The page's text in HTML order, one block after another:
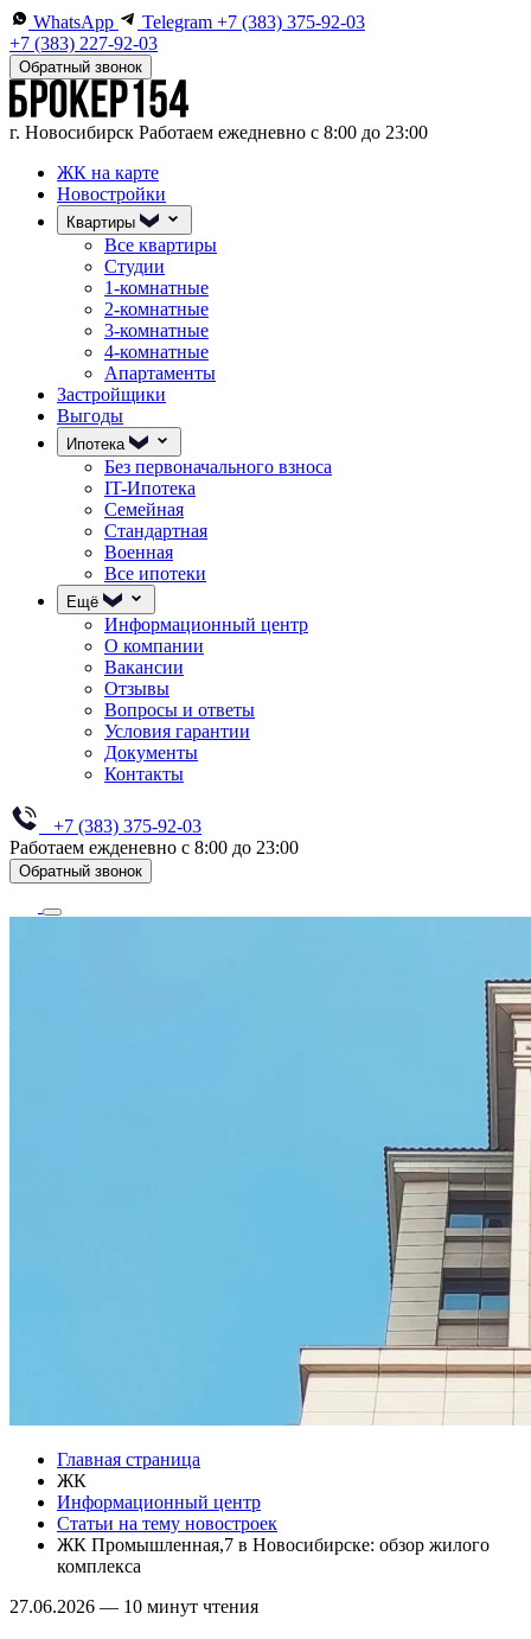
WhatsApp Telegram +7 (383) 375-92-03
+7 (383) 227-92-03
Обратный звонок
г. Новосибирск Работаем ежедневно с 8:00 до 23:00
ЖК на карте
Новостройки
Квартиры
Все квартиры
Студии
1-комнатные
2-комнатные
3-комнатные
4-комнатные
Апартаменты
Застройщики
Выгоды
Ипотека
Без первоначального взноса
IT-Ипотека
Семейная
Стандартная
Военная
Все ипотеки
Ещё
Информационный центр
О компании
Вакансии
Отзывы
Вопросы и ответы
Условия гарантии
Документы
Контакты
+7 (383) 375-92-03
Работаем ежденевно с 8:00 до 23:00
Обратный звонок
Главная страница
ЖК
Информационный центр
Статьи на тему новостроек
ЖК Промышленная,7 в Новосибирске: обзор жилого
комплекса
27.06.2026 — 10 минут чтения